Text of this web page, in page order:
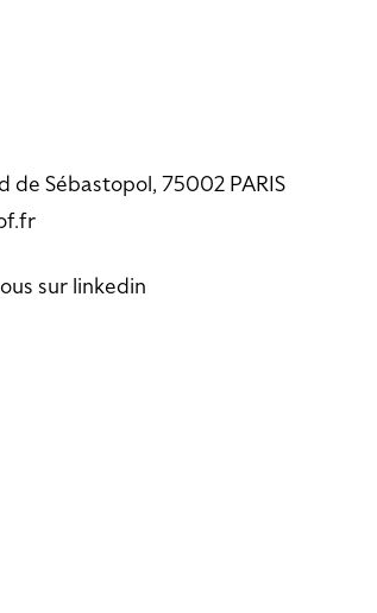
de Sébastopol, 75002 PARIS
sur linkedin